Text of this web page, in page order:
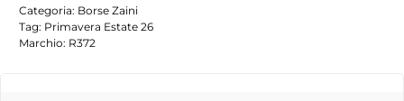
Categoria: Borse Zaini
Tag: Primavera Estate 26
Marchio: R372